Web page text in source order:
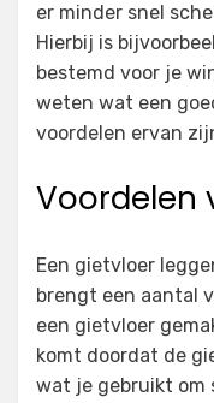
er minder snel
Hierbij is
bestemd voor je
weten wat een
voordelen ervan
Voordelen
Een gietvloer
brengt een aantal
een gietvloer
komt doordat de
wat je gebruikt om